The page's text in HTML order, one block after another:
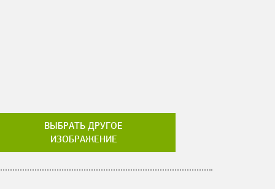
ВЫБРАТЬ ДРУГОЕ
ИЗОБРАЖЕНИЕ